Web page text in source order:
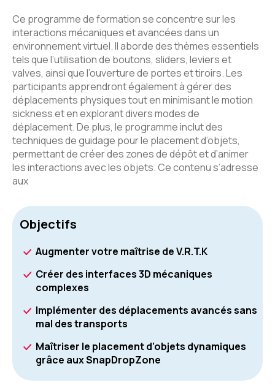
Ce programme de formation se concentre sur les
interactions mécaniques et avancées dans un
environnement virtuel. Il aborde des thèmes essentiels
tels que l’utilisation de boutons, sliders, leviers et
valves, ainsi que l’ouverture de portes et tiroirs. Les
participants apprendront également à gérer des
déplacements physiques tout en minimisant le motion
sickness et en explorant divers modes de
déplacement. De plus, le programme inclut des
techniques de guidage pour le placement d’objets,
permettant de créer des zones de dépôt et d’animer
les interactions avec les objets. Ce contenu s’adresse
aux
Objectifs
Augmenter votre maîtrise de V.R.T.K
Créer des interfaces 3D mécaniques
complexes
Implémenter des déplacements avancés sans
mal des transports
Maîtriser le placement d’objets dynamiques
grâce aux SnapDropZone